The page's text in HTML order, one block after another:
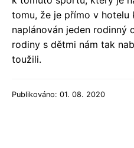
tomu, že je přímo v hotelu
naplánován jeden rodinný
rodiny s dětmi nám tak
toužili.
Publikováno: 01. 08. 2020